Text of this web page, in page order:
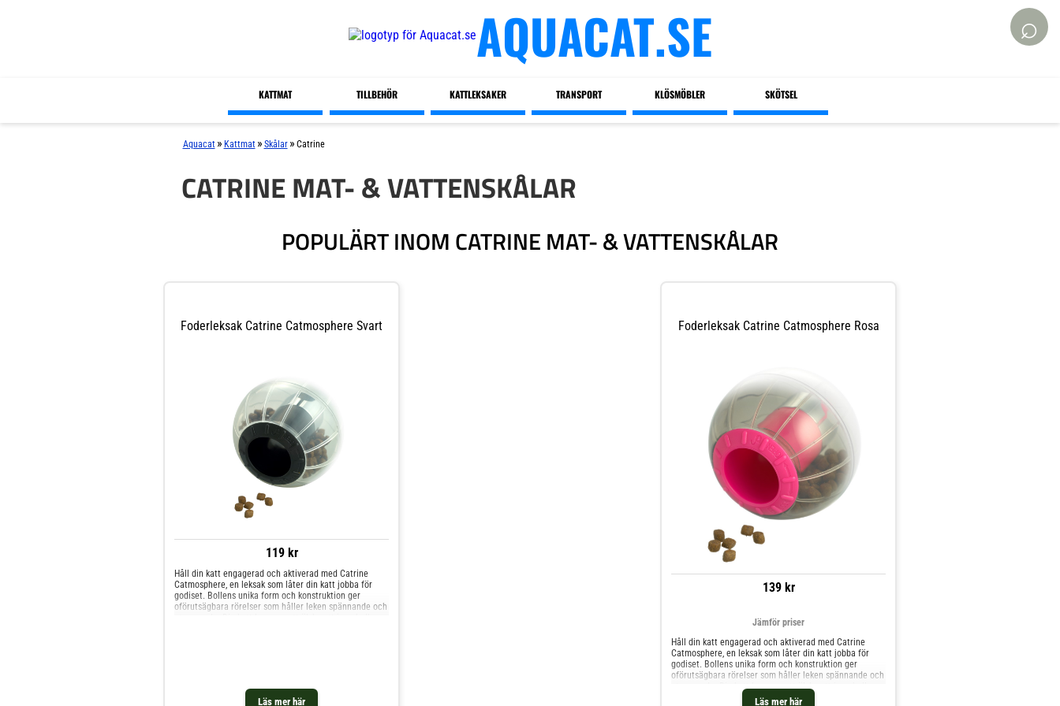
AQUACAT.SE ⌕
KATTMAT TILLBEHÖR KATTLEKSAKER TRANSPORT KLÖSMÖBLER SKÖTSEL
Aquacat » Kattmat » Skålar » Catrine
CATRINE MAT- & VATTENSKÅLAR
POPULÄRT INOM CATRINE MAT- & VATTENSKÅLAR
Foderleksak Catrine Catmosphere Svart
119 kr
Läs mer här
Håll din katt engagerad och aktiverad med Catrine
Catmosphere, en leksak som låter din katt jobba för
godiset. Bollens unika form och konstruktion ger
oförutsägbara rörelser som håller leken spännande och
Foderleksak Catrine Catmosphere Rosa
139 kr
Läs mer här
Jämför priser
Håll din katt engagerad och aktiverad med Catrine
Catmosphere, en leksak som låter din katt jobba för
godiset. Bollens unika form och konstruktion ger
oförutsägbara rörelser som håller leken spännande och
utmanande. Din katt kommer att älska att jaga bollen
och fiska upp godbitar ur röret i bollen.✅ Stimulerar